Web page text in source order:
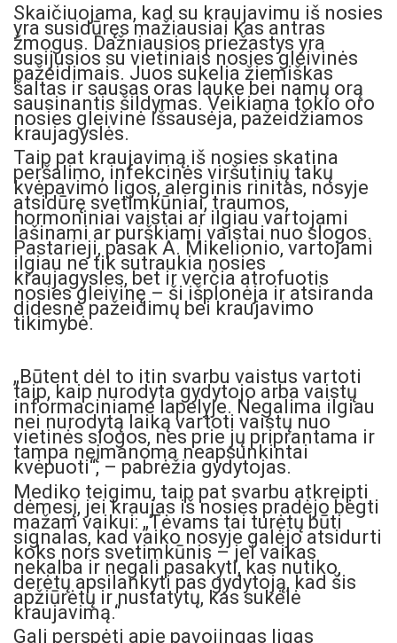
Skaičiuojama, kad su kraujavimu iš nosies
yra susidūręs mažiausiai kas antras
žmogus. Dažniausios priežastys yra
susijusios su vietiniais nosies gleivinės
pažeidimais. Juos sukelia žiemiškas
šaltas ir sausas oras lauke bei namų orą
sausinantis šildymas. Veikiama tokio oro
nosies gleivinė išsausėja, pažeidžiamos
kraujagyslės.
Taip pat kraujavimą iš nosies skatina
peršalimo, infekcinės viršutinių takų
kvėpavimo ligos, alerginis rinitas, nosyje
atsidūrę svetimkūniai, traumos,
hormoniniai vaistai ar ilgiau vartojami
lašinami ar purškiami vaistai nuo slogos.
Pastarieji, pasak A. Mikelionio, vartojami
ilgiau ne tik sutraukia nosies
kraujagysles, bet ir verčia atrofuotis
nosies gleivinę – ši išplonėja ir atsiranda
didesnė pažeidimų bei kraujavimo
tikimybė.
„Būtent dėl to itin svarbu vaistus vartoti
taip, kaip nurodyta gydytojo arba vaistų
informaciniame lapelyje. Negalima ilgiau
nei nurodytą laiką vartoti vaistų nuo
vietinės slogos, nes prie jų priprantama ir
tampa neįmanoma neapsunkintai
kvėpuoti“, – pabrėžia gydytojas.
Mediko teigimu, taip pat svarbu atkreipti
dėmesį, jei kraujas iš nosies pradėjo bėgti
mažam vaikui: „Tėvams tai turėtų būti
signalas, kad vaiko nosyje galėjo atsidurti
koks nors svetimkūnis – jei vaikas
nekalba ir negali pasakyti, kas nutiko,
derėtų apsilankyti pas gydytoją, kad šis
apžiūrėtų ir nustatytų, kas sukėlė
kraujavimą.“
Gali perspėti apie pavojingas ligas